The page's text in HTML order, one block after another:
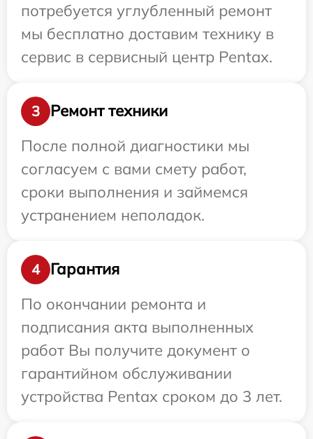
потребуется углубленный ремонт
мы бесплатно доставим технику в
сервис в сервисный центр Pentax.
3
Ремонт техники
После полной диагностики мы
согласуем с вами смету работ,
сроки выполнения и займемся
устранением неполадок.
4
Гарантия
По окончании ремонта и
подписания акта выполненных
работ Вы получите документ о
гарантийном обслуживании
устройства Pentax сроком до 3 лет.